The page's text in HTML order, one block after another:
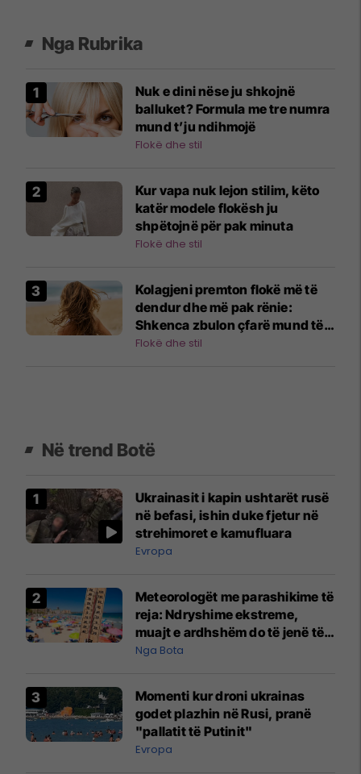
Nga Rubrika
Nuk e dini nëse ju shkojnë
balluket? Formula me tre numra
mund t’ju ndihmojë
Flokë dhe stil
Kur vapa nuk lejon stilim, këto
katër modele flokësh ju
shpëtojnë për pak minuta
Flokë dhe stil
Kolagjeni premton flokë më të
dendur dhe më pak rënie:
Shkenca zbulon çfarë mund të
bëjë vërtet
Flokë dhe stil
Në trend Botë
Ukrainasit i kapin ushtarët rusë
në befasi, ishin duke fjetur në
strehimoret e kamufluara
Evropa
Meteorologët me parashikime të
reja: Ndryshime ekstreme,
muajt e ardhshëm do të jenë të
pazakontë
Nga Bota
Momenti kur droni ukrainas
godet plazhin në Rusi, pranë
"pallatit të Putinit"
Evropa